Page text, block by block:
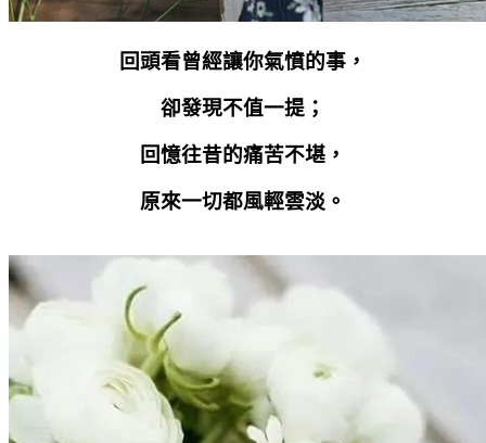
回頭看曾經讓你氣憤的事，
卻發現不值一提；
回憶往昔的痛苦不堪，
原來一切都風輕雲淡。